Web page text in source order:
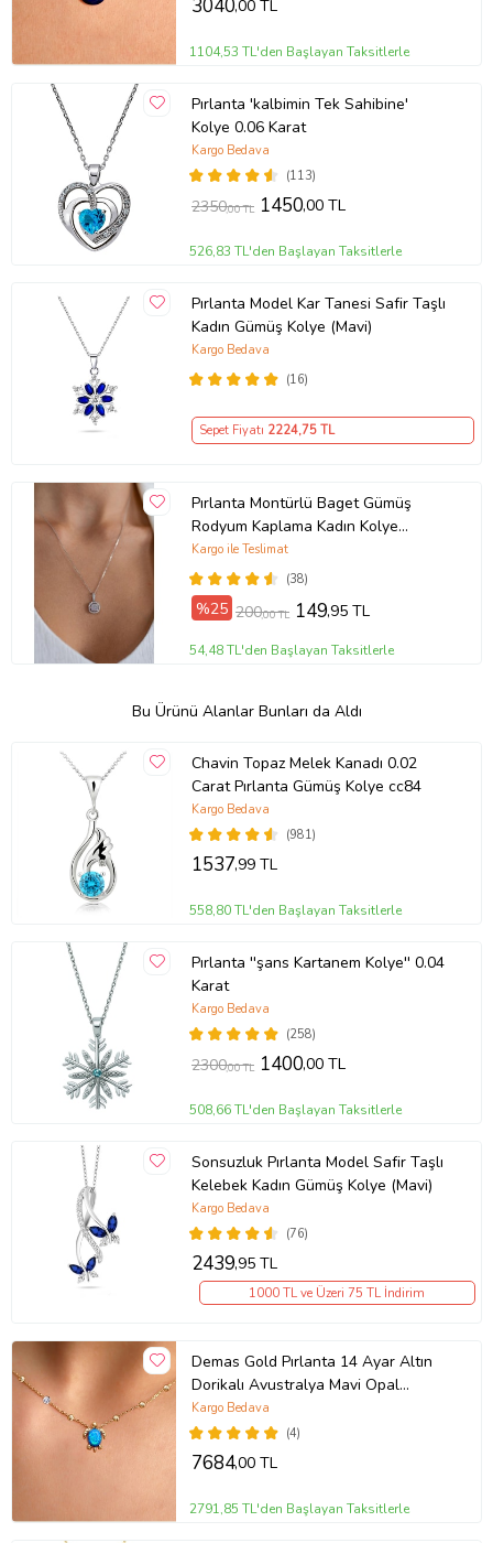
3040,00 TL
1104,53 TL'den Başlayan Taksitlerle
Pırlanta 'kalbimin Tek Sahibine'
Kolye 0.06 Karat
(113)
Kargo Bedava
2350,00 TL 1450,00 TL
526,83 TL'den Başlayan Taksitlerle
Pırlanta Model Kar Tanesi Safir Taşlı
Kadın Gümüş Kolye (Mavi)
(16)
Kargo Bedava
Sepet Fiyatı 2224,75 TL
Pırlanta Montürlü Baget Gümüş
Rodyum Kaplama Kadın Kolye
(Gümüş)
(38)
Kargo ile Teslimat
%25 200,00 TL 149,95 TL
54,48 TL'den Başlayan Taksitlerle
Bu Ürünü Alanlar Bunları da Aldı
Chavin Topaz Melek Kanadı 0.02
Carat Pırlanta Gümüş Kolye cc84
(981)
Kargo Bedava
1537,99 TL
558,80 TL'den Başlayan Taksitlerle
Pırlanta ''şans Kartanem Kolye'' 0.04
Karat
(258)
Kargo Bedava
2300,00 TL 1400,00 TL
508,66 TL'den Başlayan Taksitlerle
Sonsuzluk Pırlanta Model Safir Taşlı
Kelebek Kadın Gümüş Kolye (Mavi)
(76)
Kargo Bedava
2439,95 TL
1000 TL ve Üzeri 75 TL İndirim
Demas Gold Pırlanta 14 Ayar Altın
Dorikalı Avustralya Mavi Opal
Kaplumbağa Kolye (Sarı)
(4)
Kargo Bedava
7684,00 TL
2791,85 TL'den Başlayan Taksitlerle